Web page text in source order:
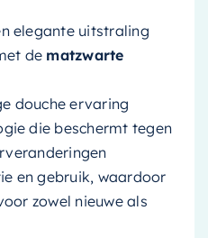
elegante uitstraling
de matzwarte
douche ervaring
die beschermt tegen
en gebruik, waardoor
zowel nieuwe als